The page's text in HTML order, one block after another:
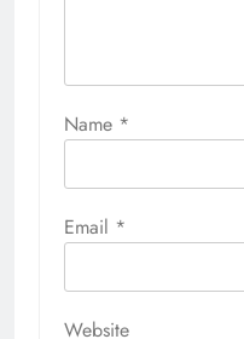
Name *
Email *
Website